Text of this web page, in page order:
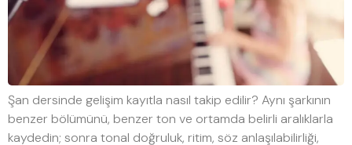
Şan dersinde gelişim kayıtla nasıl takip edilir? Aynı şarkının
benzer bölümünü, benzer ton ve ortamda belirli aralıklarla
kaydedin; sonra tonal doğruluk, ritim, söz anlaşılabilirliği,